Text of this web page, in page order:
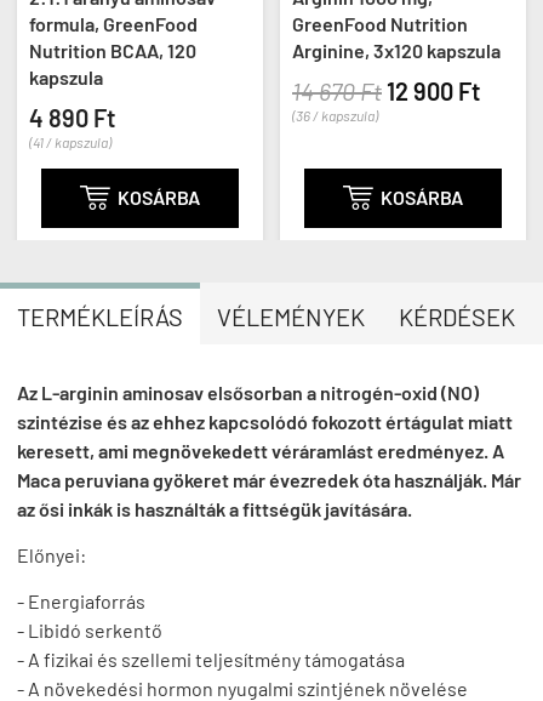
formula, GreenFood
Nutrition BCAA, 120
kapszula
4 890 Ft
(41 / kapszula)
 KOSÁRBA
GreenFood Nutrition
Arginine, 3x120 kapszula
14 670 Ft 12 900 Ft
(36 / kapszula)
 KOSÁRBA
TERMÉKLEÍRÁS VÉLEMÉNYEK KÉRDÉSEK
Az L-arginin aminosav elsősorban a nitrogén-oxid (NO)
szintézise és az ehhez kapcsolódó fokozott értágulat miatt
keresett, ami megnövekedett véráramlást eredményez. A
Maca peruviana gyökeret már évezredek óta használják. Már
az ősi inkák is használták a fittségük javítására.
Előnyei:
- Energiaforrás
- Libidó serkentő
- A fizikai és szellemi teljesítmény támogatása
- A növekedési hormon nyugalmi szintjének növelése